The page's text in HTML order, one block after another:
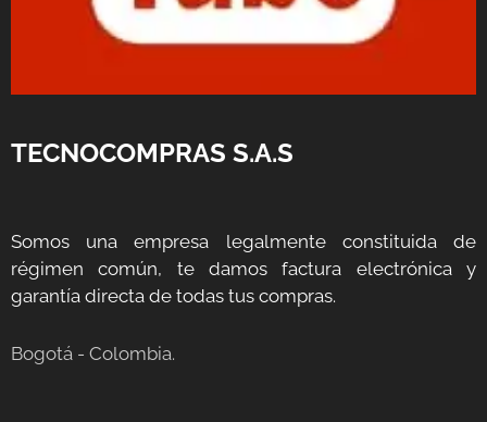
TECNOCOMPRAS S.A.S
Somos una empresa legalmente constituida de
régimen común, te damos factura electrónica y
garantía directa de todas tus compras.
Bogotá - Colombia.